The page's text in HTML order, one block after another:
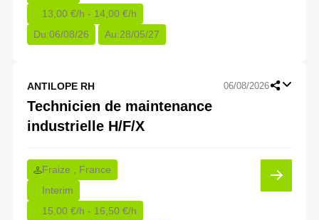
13,00 €/h - 14,00 €/h
Du:06/08/26 Au:28/05/27
ANTILOPE RH 06/08/2026
Technicien de maintenance
industrielle H/F/X
Fraize , France
Interim
15,00 €/h - 16,50 €/h